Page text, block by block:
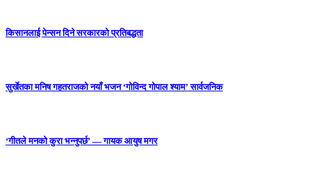
किसानलाई पेन्सन दिने सरकारको प्रतिबद्धता
सुर्खेतका मनिष गहतराजको नयाँ भजन ‘गोविन्द गोपाल श्याम’ सार्वजनिक
‘गीतले मनको कुरा भन्नुपर्छ’ — गायक आयुष मगर